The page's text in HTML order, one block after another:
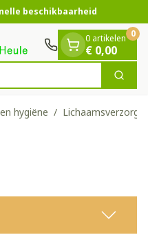
beschikbaarheid
Zoek
0 artikelen
€ 0,00
0
hygiëne /